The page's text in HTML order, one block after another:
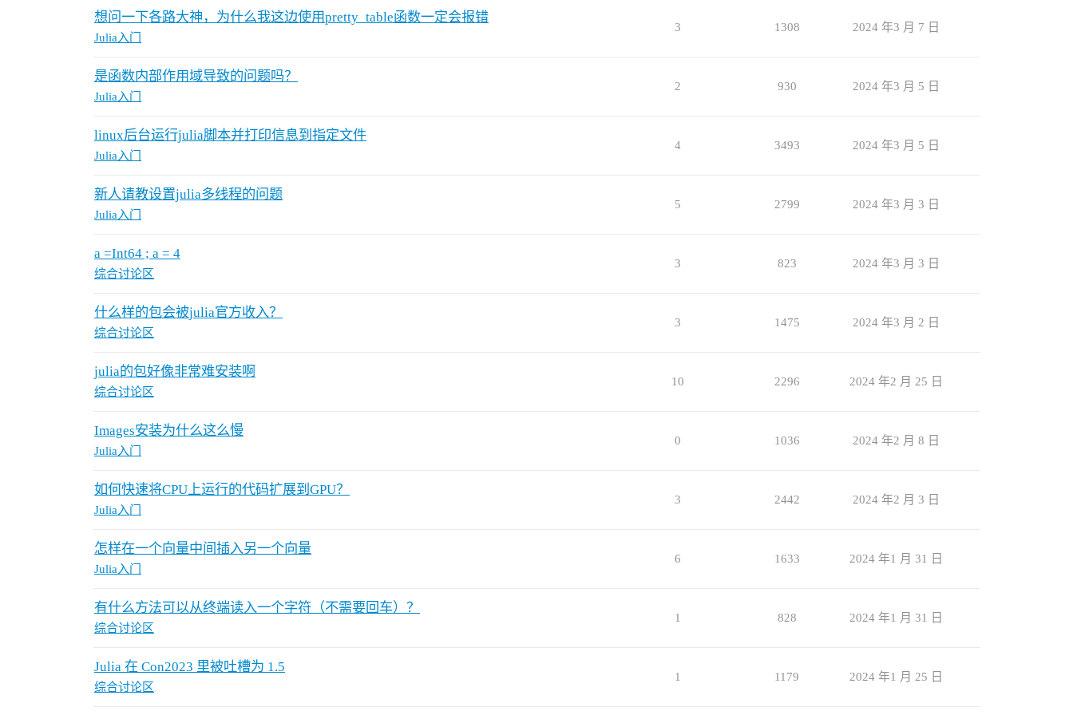
想问一下各路大神，为什么我这边使用pretty_table函数一定会报错
Julia入门
3 1308 2024 年3 月 7 日
是函数内部作用域导致的问题吗？
Julia入门
2 930 2024 年3 月 5 日
linux后台运行julia脚本并打印信息到指定文件
Julia入门
4 3493 2024 年3 月 5 日
新人请教设置julia多线程的问题
Julia入门
5 2799 2024 年3 月 3 日
a =Int64 ; a = 4
综合讨论区
3 823 2024 年3 月 3 日
什么样的包会被julia官方收入？
综合讨论区
3 1475 2024 年3 月 2 日
julia的包好像非常难安装啊
综合讨论区
10 2296 2024 年2 月 25 日
Images安装为什么这么慢
Julia入门
0 1036 2024 年2 月 8 日
如何快速将CPU上运行的代码扩展到GPU？
Julia入门
3 2442 2024 年2 月 3 日
怎样在一个向量中间插入另一个向量
Julia入门
6 1633 2024 年1 月 31 日
有什么方法可以从终端读入一个字符（不需要回车）？
综合讨论区
1 828 2024 年1 月 31 日
Julia 在 Con2023 里被吐槽为 1.5
综合讨论区
1 1179 2024 年1 月 25 日